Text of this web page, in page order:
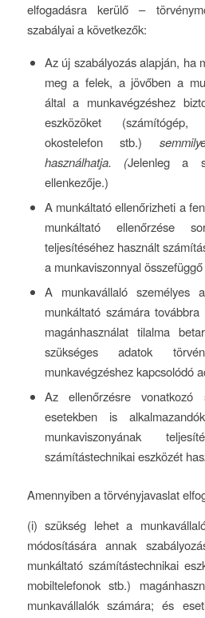
elfogadásra kerülő –
szabályai a következők:
Az új szabályozás alapján, ha
meg a felek, a jövőben a
által a munkavégzéshez
eszközöket
okostelefon stb.)
használhatja. (Jelenleg a
ellenkezője.)
A munkáltató ellenőrizheti a
munkáltató ellenőrzése
teljesítéséhez használt
a munkaviszonnyal
A munkavállaló személyes
munkáltató számára
magánhasználat tilalma
szükséges adatok
munkavégzéshez kapcsolódó
Az ellenőrzésre vonatkozó
esetekben is
munkaviszonyának
számítástechnikai eszközét
Amennyiben a törvényjavaslat
(i) szükség lehet a
módosítására annak
munkáltató számítástechnikai
mobiltelefonok stb.)
munkavállalók számára; és